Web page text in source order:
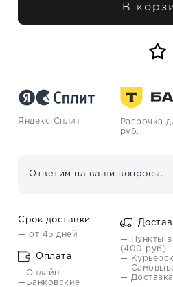
В
Яндекс Сплит
Расрочка
руб.
Ответим на ваши вопросы.
Срок доставки
— от 45 дней
Оплата
—Онлайн
—Банковские
— Пункты
(400 руб)
—
—
—